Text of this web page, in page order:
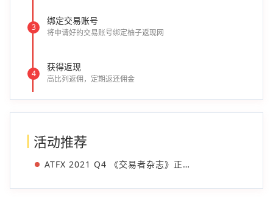
3
绑定交易账号
将申请好的交易账号绑定柚子返现网
4
获得返现
高比列返佣，定期返还佣金
活动推荐
ATFX 2021 Q4 《交易者杂志》正式上线